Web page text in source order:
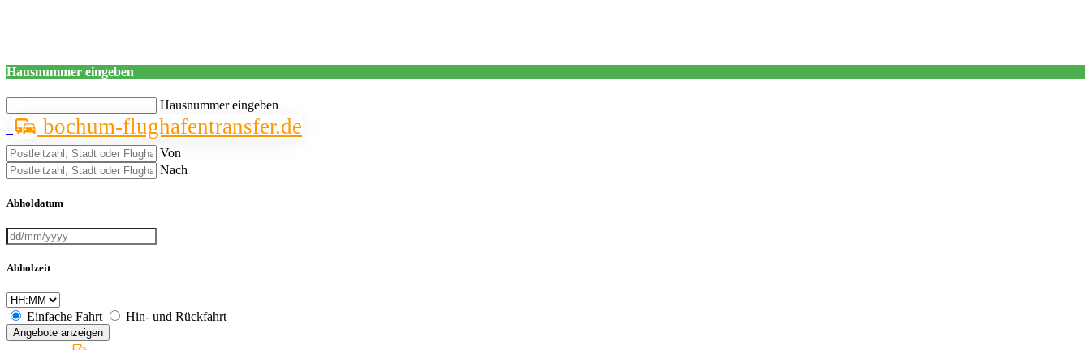
Hausnummer eingeben
Hausnummer eingeben
bochum-flughafentransfer.de
Von
Nach
Abholdatum
Abholzeit
Einfache Fahrt Hin- und Rückfahrt
Angebote anzeigen